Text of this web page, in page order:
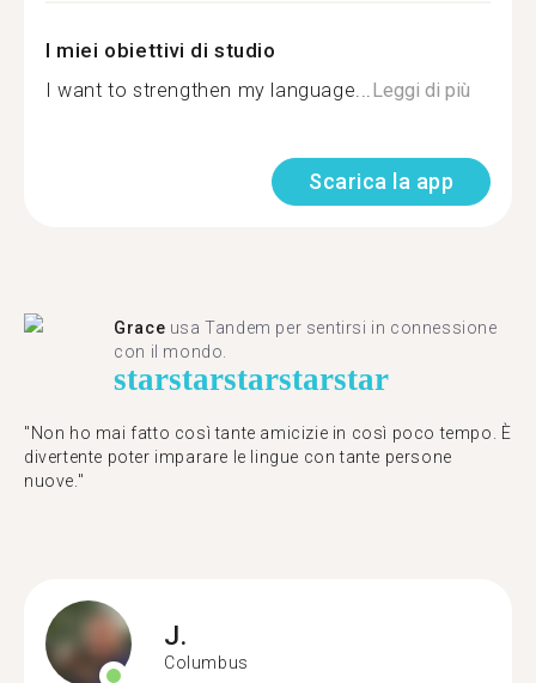
I miei obiettivi di studio
I want to strengthen my language...Leggi di più
Scarica la app
Grace usa Tandem per sentirsi in connessione
con il mondo.
starstarstarstarstar
"Non ho mai fatto così tante amicizie in così poco tempo. È
divertente poter imparare le lingue con tante persone
nuove."
J.
Columbus